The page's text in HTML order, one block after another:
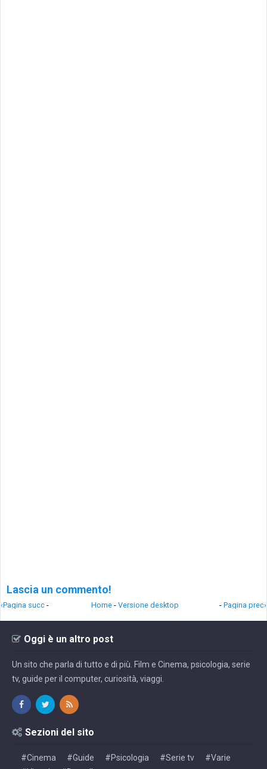
Lascia un commento!
‹Pagina succ - - Pagina prec›
Home - Versione desktop
Oggi è un altro post
Un sito che parla di tutto e di più. Film e Cinema, psicologia, serie
tv, guide per il computer, curiosità, viaggi.
Sezioni del sito
#Cinema #Guide #Psicologia #Serie tv
#Varie